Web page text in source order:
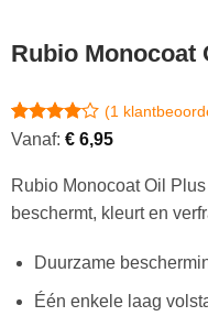
Rubio Monocoat
Gewaardeerd
op
1
klantbeoordeling
(1
Vanaf: €6,95
Rubio Monocoat Oil
beschermt, kleurt en
Duurzame
Één enkele laag